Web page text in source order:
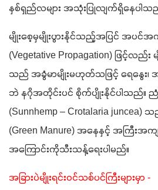
နှစ်ရှည်လများ အသုံးပြုလျက်ရှိနေပါသ
မျိုးစေ့မှမျိုးပွားနိုင်သည့်အပြင် အပင်အကို
(Vegetative Propagation) ဖြင့်လည်း
သည် အခွံမာမျိုးမဟုတ်သဖြင့် ရေနွေး
ဘဲ နဂိုအတိုင်းပင် စိုက်ပျိုးနိုင်ပါသည်။
(Sunnhemp – Crotalaria
(Green Manure) အနေနှင့် အကြီးအ
အကြောင်းကိုသီးသန့်ရေးပါမည်။
အခြားပဲမျိုးရင်းဝင်သစ်ပင်ကြီးများမှာ -